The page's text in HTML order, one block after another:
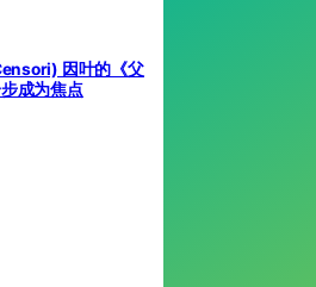
因叶的《父
成为焦点